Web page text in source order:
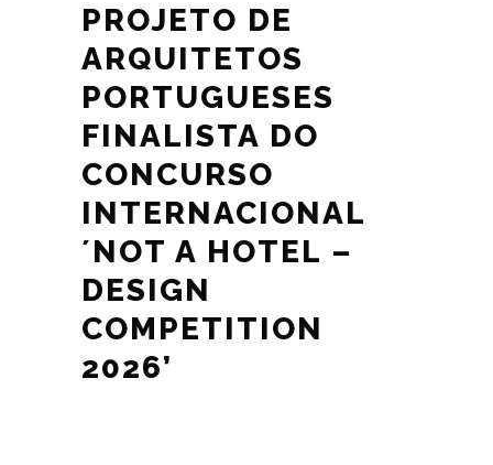
PROJETO DE
ARQUITETOS
PORTUGUESES
FINALISTA DO
CONCURSO
INTERNACIONAL
´NOT A HOTEL –
DESIGN
COMPETITION
2026’